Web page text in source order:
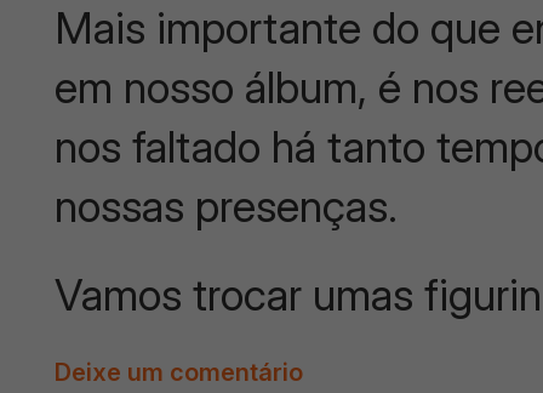
Mais importante do que
em nosso álbum, é nos
nos faltado há tanto
nossas presenças.
Vamos trocar umas
Deixe um comentário